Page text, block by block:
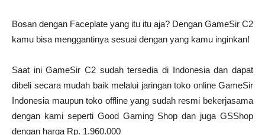
Bosan dengan Faceplate yang itu itu aja? Dengan GameSir C2
kamu bisa menggantinya sesuai dengan yang kamu inginkan!
Saat ini GameSir C2 sudah tersedia di Indonesia dan dapat
dibeli secara mudah baik melalui jaringan toko online GameSir
Indonesia maupun toko offline yang sudah resmi bekerjasama
dengan kami seperti Good Gaming Shop dan juga GSShop
dengan harga Rp. 1.960.000